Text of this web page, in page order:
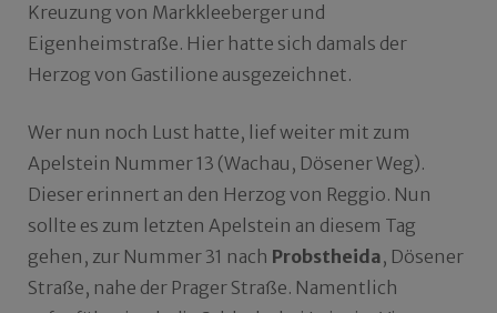
Kreuzung von Markkleeberger und
Eigenheimstraße. Hier hatte sich damals der
Herzog von Gastilione ausgezeichnet.
Wer nun noch Lust hatte, lief weiter mit zum
Apelstein Nummer 13 (Wachau, Dösener Weg).
Dieser erinnert an den Herzog von Reggio. Nun
sollte es zum letzten Apelstein an diesem Tag
gehen, zur Nummer 31 nach Probstheida, Dösener
Straße, nahe der Prager Straße. Namentlich